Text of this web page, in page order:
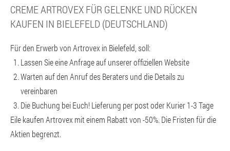
CREME ARTROVEX FÜR GELENKE UND RÜCKEN
KAUFEN IN BIELEFELD (DEUTSCHLAND)
Für den Erwerb von Artrovex in Bielefeld, soll:
Lassen Sie eine Anfrage auf unserer offiziellen Website
Warten auf den Anruf des Beraters und die Details zu
vereinbaren
Die Buchung bei Euch! Lieferung per post oder Kurier 1-3 Tage
Eile kaufen Artrovex mit einem Rabatt von -50%. Die Fristen für die
Aktien begrenzt.